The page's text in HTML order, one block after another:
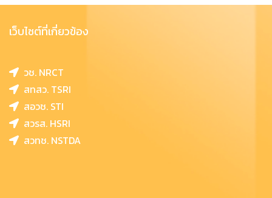
เว็บไซต์ที่เกี่ยวข้อง
วช. NRCT
สทสว. TSRI
สอวช. STI
สวรส. HSRI
สวทช. NSTDA